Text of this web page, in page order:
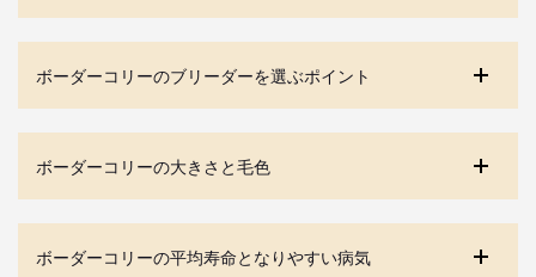
ボーダーコリーのブリーダーを選ぶポイント
ボーダーコリーの大きさと毛色
ボーダーコリーの平均寿命となりやすい病気